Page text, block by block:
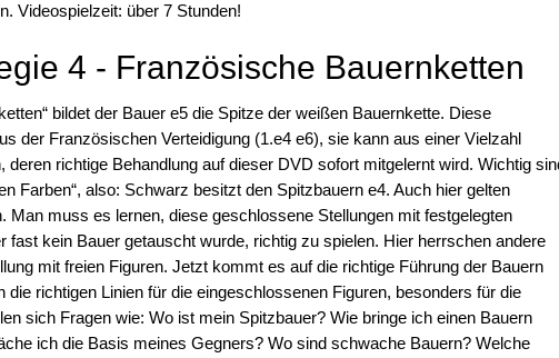
Videospielzeit: über 7 Stunden!
4 - Französische Bauernketten
bildet der Bauer e5 die Spitze der weißen Bauernkette. Diese
der Französischen Verteidigung (1.e4 e6), sie kann aus einer Vielzahl
deren richtige Behandlung auf dieser DVD sofort mitgelernt wird. Wichtig
Farben“, also: Schwarz besitzt den Spitzbauern e4. Auch hier gelten
Man muss es lernen, diese geschlossene Stellungen mit festgelegten
fast kein Bauer getauscht wurde, richtig zu spielen. Hier herrschen andere
mit freien Figuren. Jetzt kommt es auf die richtige Führung der Bauern
richtigen Linien für die eingeschlossenen Figuren, besonders für die
sich Fragen wie: Wo ist mein Spitzbauer? Wie bringe ich einen Bauern
ich die Basis meines Gegners? Wo sind schwache Bauern? Welche